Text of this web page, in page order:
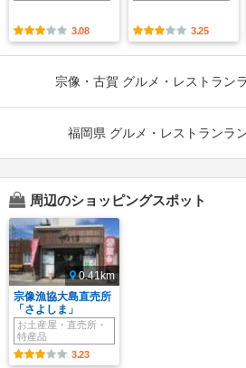
3.08 3.25
宗像・古賀 グルメ・レストラン
福岡県 グルメ・レストランラ
周辺のショッピングスポット
0.41km
宗像漁協大島直売所
「さよしま」
お土産屋・直売所・
特産品
3.23